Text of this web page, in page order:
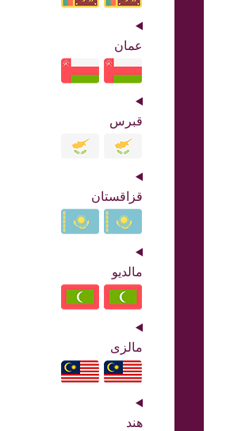
عمان
قبرس
قزاقستان
مالدیو
مالزی
هند